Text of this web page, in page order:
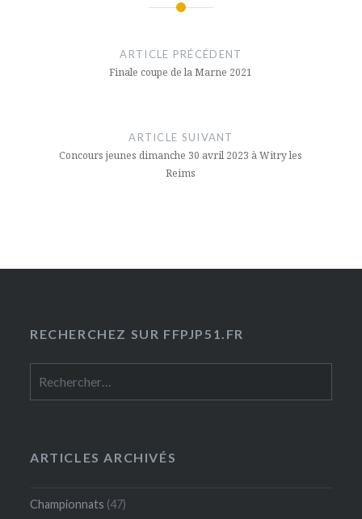
ARTICLE PRÉCÉDENT
Finale coupe de la Marne 2021
ARTICLE SUIVANT
Concours jeunes dimanche 30 avril 2023 à Witry les
Reims
RECHERCHEZ SUR FFPJP51.FR
ARTICLES ARCHIVÉS
Championnats (47)